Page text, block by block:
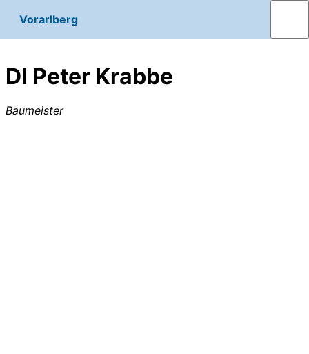
Vorarlberg
DI Peter Krabbe
Baumeister